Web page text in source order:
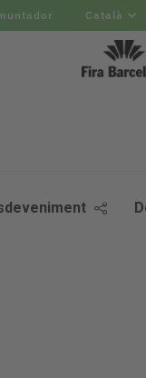
Català